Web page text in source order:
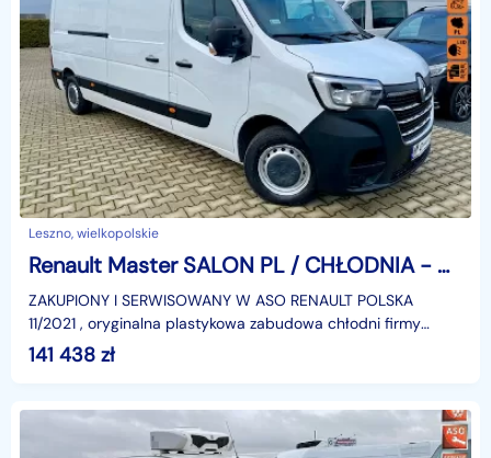
Leszno, wielkopolskie
Renault Master SALON PL / CHŁODNIA - MROŹNIA -20st.C / PRĄD 220V / GWARANCJA
ZAKUPIONY I SERWISOWANY W ASO RENAULT POLSKA
11/2021 , oryginalna plastykowa zabudowa chłodni firmy
CARPOL + agregat firmy CARRIER XARIOS VMAX 300 od
-15st.C do
141 438 zł